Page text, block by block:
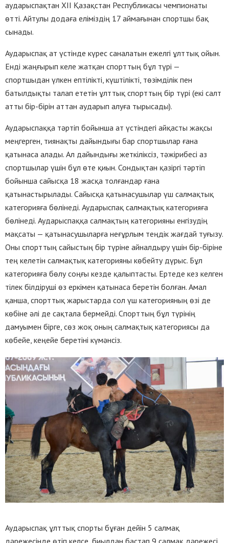
аударыспақтан XII Қазақстан Республикасы чемпионаты
өтті. Айтулы додаға еліміздің 17 аймағынан спортшы бақ
сынады.
Аударыспақ ат үстінде күрес саналатын ежелгі ұлттық ойын.
Енді жаңғырып келе жатқан спорттың бұл түрі —
спортшыдан үлкен ептілікті, күштілікті, төзімділік пен
батылдықты талап ететін ұлттық спорттың бір түрі (екі салт
атты бір-бірін аттан аударып алуға тырысады).
Аударыспаққа тәртіп бойынша ат үстіндегі айқасты жақсы
меңгерген, тиянақты дайындығы бар спортшылар ғана
қатынаса алады. Ал дайындығы жеткіліксіз, тәжірибесі аз
спортшылар үшін бұл өте қиын. Сондықтан қазіргі тәртіп
бойынша сайысқа 18 жасқа толғандар ғана
қатынастырылады. Сайысқа қатынасушылар үш салмақтық
категорияға бөлінеді. Аударыспақ салмақтық категорияға
бөлінеді. Аударыспаққа салмақтың категорияны енгізудің
мақсаты — қатынасушыларға неғұрлым теңдік жағдай туғызу.
Оны спорттың сайыстың бір түріне айналдыру үшін бір-біріне
тең келетін салмақтық категорияны көбейту дүрыс. Бұл
категорияға бөлу соңғы кезде қалыптасты. Ертеде кез келген
тілек білдіруші өз еркімен қатынаса беретін болған. Амал
қанша, спорттық жарыстарда сол үш категорияның өзі де
көбіне әлі де сақтала бермейді. Спорттың бұл түрінің
дамуымен бірге, сөз жоқ оның салмақтық категориясы да
көбейе, кеңейе беретіні күмәнсіз.
Аударыспақ ұлттық спорты бұған дейін 5 салмақ